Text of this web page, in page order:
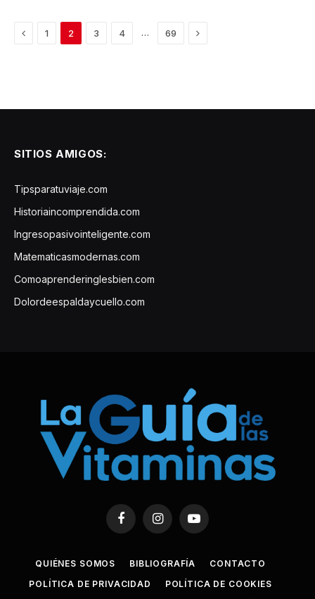
Previous
1 2 3 4 … 69 Next
SITIOS AMIGOS:
Tipsparatuviaje.com
Historiaincomprendida.com
Ingresopasivointeligente.com
Matematicasmodernas.com
Comoaprenderinglesbien.com
Dolordeespaldaycuello.com
FacebookInstagramYouTube
QUIÉNES SOMOS BIBLIOGRAFÍA
CONTACTO
POLÍTICA DE PRIVACIDAD
POLÍTICA DE COOKIES